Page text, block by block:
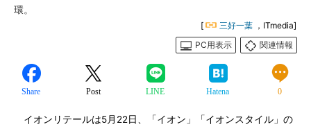
環。
[ 三好一葉 ，ITmedia]
PC用表示
関連情報
Share Post LINE Hatena 0
イオンリテールは5月22日、「イオン」「イオンスタイル」の